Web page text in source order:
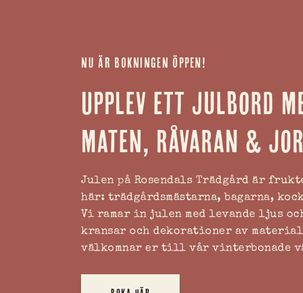
NU ÄR BOKNINGEN ÖPPEN!
Upplev ett julbord
maten, råvaran &
Julen på Rosendals Trädgård är
här: trädgårdsmästarna, bagarna,
Vi ramar in julen med levande ljus
kransar och dekorationer av
välkomnar er till vår vinterbonade